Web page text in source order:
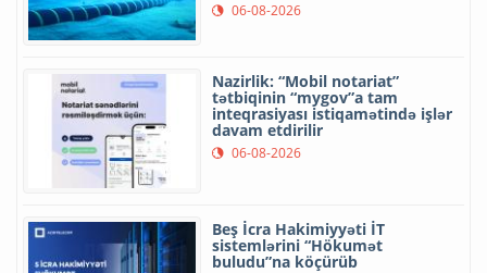
06-08-2026
Nazirlik: “Mobil notariat”
tətbiqinin “mygov”a tam
inteqrasiyası istiqamətində işlər
davam etdirilir
06-08-2026
Beş İcra Hakimiyyəti İT
sistemlərini “Hökumət
buludu”na köçürüb